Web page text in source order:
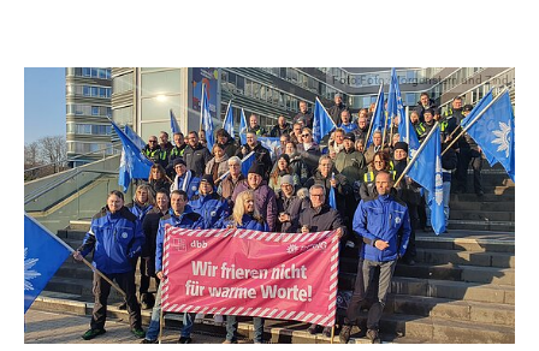
Foto:Foto: Morgenstern und Zind